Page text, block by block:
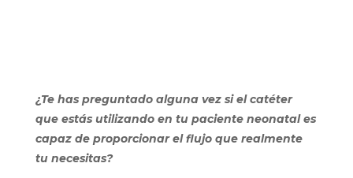
¿Te has preguntado alguna vez si el catéter
que estás utilizando en tu paciente neonatal es
capaz de proporcionar el flujo que realmente
tu necesitas?